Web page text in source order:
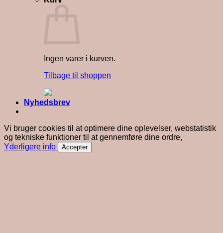
Ingen varer i kurven.
Tilbage til shoppen
Nyhedsbrev
Vi bruger cookies til at optimere dine oplevelser, webstatistik
og tekniske funktioner til at gennemføre dine ordre,
Yderligere info
Accepter